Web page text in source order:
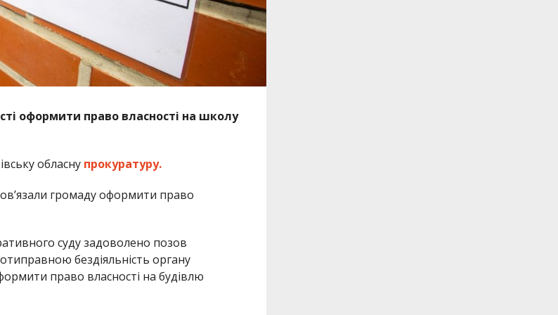
оформити право власності на школу
обласну прокуратуру.
громаду оформити право
суду задоволено позов
бездіяльність органу
право власності на будівлю